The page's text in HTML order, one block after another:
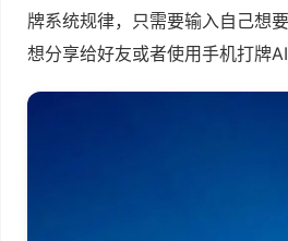
牌系统规律，只需要输入自己想
想分享给好友或者使用手机打牌